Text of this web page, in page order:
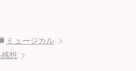
ミュージカル
想